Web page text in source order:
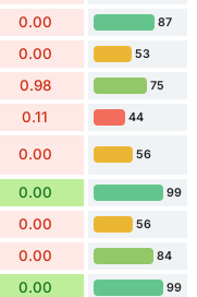
0.00 87
0.00 53
0.98 75
0.11 44
0.00 56
0.00 99
0.00 56
0.00 84
0.00 99